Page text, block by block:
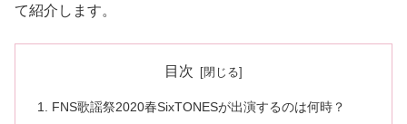
て紹介します。
目次
FNS歌謡祭2020春SixTONESが出演するのは何時？